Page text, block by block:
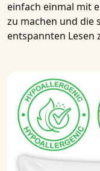
einfach einmal mit
zu machen und die
entspannten Lesen